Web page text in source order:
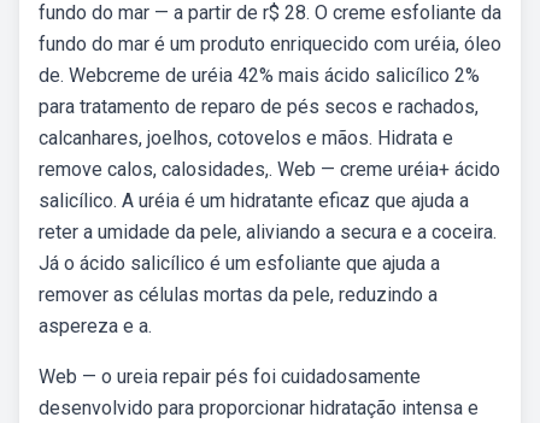
fundo do mar — a partir de r$ 28. O creme esfoliante da
fundo do mar é um produto enriquecido com uréia, óleo
de. Webcreme de uréia 42% mais ácido salicílico 2%
para tratamento de reparo de pés secos e rachados,
calcanhares, joelhos, cotovelos e mãos. Hidrata e
remove calos, calosidades,. Web — creme uréia+ ácido
salicílico. A uréia é um hidratante eficaz que ajuda a
reter a umidade da pele, aliviando a secura e a coceira.
Já o ácido salicílico é um esfoliante que ajuda a
remover as células mortas da pele, reduzindo a
aspereza e a.
Web — o ureia repair pés foi cuidadosamente
desenvolvido para proporcionar hidratação intensa e